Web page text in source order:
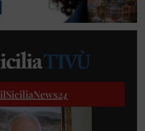
ilSiciliaNews24